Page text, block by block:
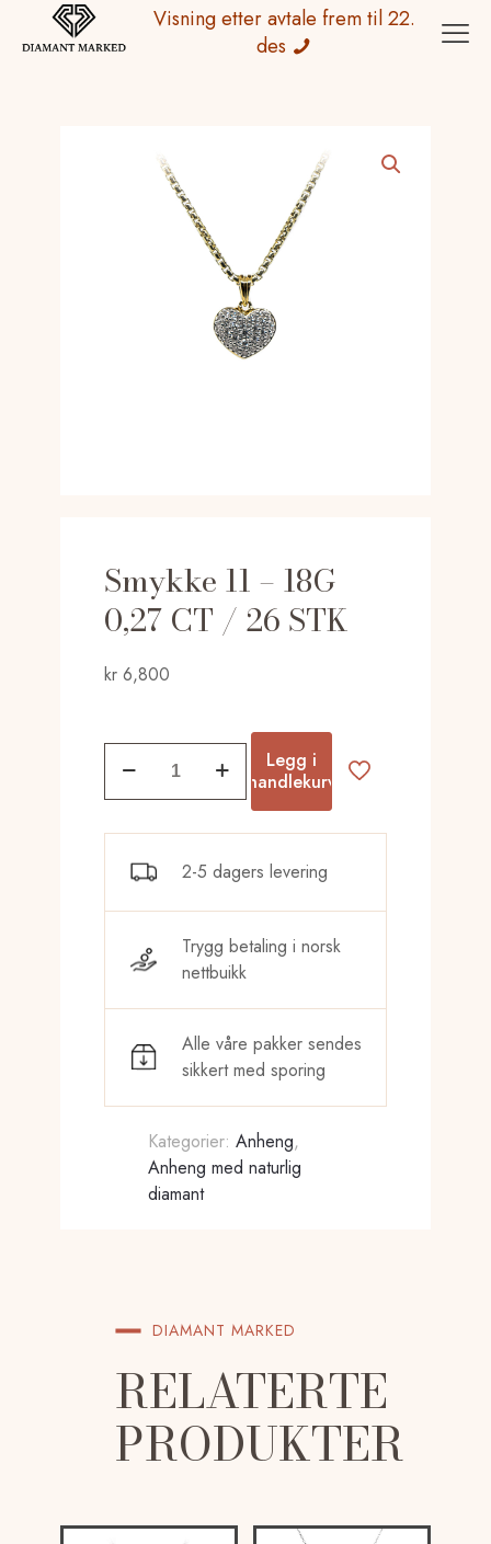
Visning etter avtale frem til 22.
des
Smykke 11 – 18G
0,27 CT / 26 STK
kr 6,800
-
18G
0,27
/
STK
Legg i
handlekurv
2-5 dagers levering
Trygg betaling i norsk
nettbuikk
Alle våre pakker sendes
sikkert med sporing
Kategorier:Anheng,
Anheng med naturlig
diamant
DIAMANT MARKED
RELATERTE
PRODUKTER